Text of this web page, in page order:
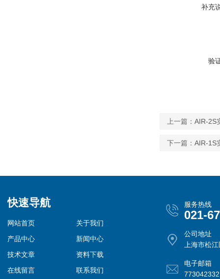
补充
验
上一篇： AIR-2S
下一篇： AIR-1S
快速导航
网站首页
关于我们
产品中心
新闻中心
技术文章
资料下载
在线留言
联系我们
服务热线
021-
公司地址
上海市松
电子邮箱